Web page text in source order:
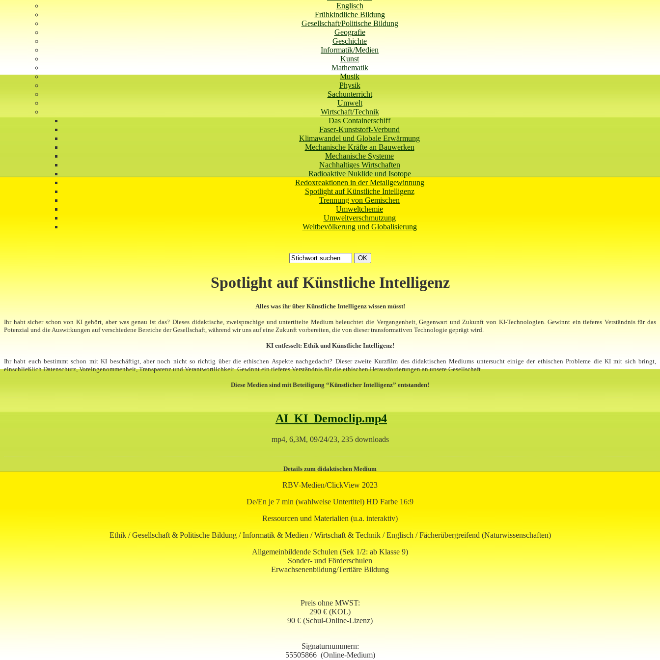
Englisch
Frühkindliche Bildung
Gesellschaft/Politische Bildung
Geografie
Geschichte
Informatik/Medien
Kunst
Mathematik
Musik
Physik
Sachunterricht
Umwelt
Wirtschaft/Technik
Das Containerschiff
Faser-Kunststoff-Verbund
Klimawandel und Globale Erwärmung
Mechanische Kräfte an Bauwerken
Mechanische Systeme
Nachhaltiges Wirtschaften
Radioaktive Nuklide und Isotope
Redoxreaktionen in der Metallgewinnung
Spotlight auf Künstliche Intelligenz
Trennung von Gemischen
Umweltchemie
Umweltverschmutzung
Weltbevölkerung und Globalisierung
Spotlight auf Künstliche Intelligenz
Alles was ihr über Künstliche Intelligenz wissen müsst!
Ihr habt sicher schon von KI gehört, aber was genau ist das? Dieses didaktische, zweisprachige und untertitelte Medium beleuchtet die Vergangenheit, Gegenwart und Zukunft von KI-Technologien. Gewinnt ein tieferes Verständnis für das
Potenzial und die Auswirkungen auf verschiedene Bereiche der Gesellschaft, während wir uns auf eine Zukunft vorbereiten, die von dieser transformativen Technologie geprägt wird.
KI entfesselt: Ethik und Künstliche Intelligenz!
Ihr habt euch bestimmt schon mit KI beschäftigt, aber noch nicht so richtig über die ethischen Aspekte nachgedacht? Dieser zweite Kurzfilm des didaktischen Mediums untersucht einige der ethischen Probleme die KI mit sich bringt,
einschließlich Datenschutz, Voreingenommenheit, Transparenz und Verantwortlichkeit. Gewinnt ein tieferes Verständnis für die ethischen Herausforderungen an unsere Gesellschaft.
Diese Medien sind mit Beteiligung “Künstlicher Intelligenz” entstanden!
AI_KI_Democlip.mp4
mp4, 6,3M, 09/24/23, 235 downloads
Details zum didaktischen Medium
RBV-Medien/ClickView 2023
De/En je 7 min (wahlweise Untertitel) HD Farbe 16:9
Ressourcen und Materialien (u.a. interaktiv)
Ethik / Gesellschaft & Politische Bildung / Informatik & Medien / Wirtschaft & Technik / Englisch / Fächerübergreifend (Naturwissenschaften)
Allgemeinbildende Schulen (Sek 1/2: ab Klasse 9)
Sonder- und Förderschulen
Erwachsenenbildung/Tertiäre Bildung
Preis ohne MWST:
290 € (KOL)
90 € (Schul-Online-Lizenz)
Signaturnummern:
55505866(Online-Medium)